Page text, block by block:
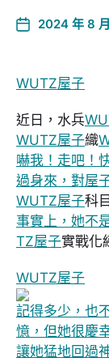
2024 年 8
WUTZ屋子
近日，水兵
WUTZ屋子織
嚇我！走吧！
過身來，對屋
WUTZ屋子科目
事實上，她不
TZ屋子實戰化
WUTZ屋子
記得多少，也
憶，但她很慶
讓她猛地回過